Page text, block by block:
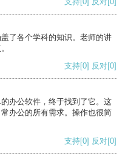
了各个学科的知识。老师的讲
支持[0] 反对[0]
办公软件，终于找到了它。这
办公的所有需求。操作也很简
支持[0] 反对[0]